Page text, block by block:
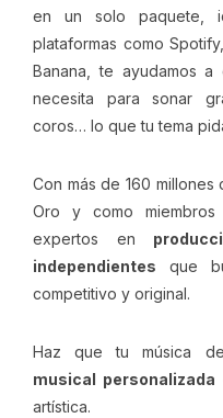
en un solo paquete,
plataformas como
Banana, te ayudamos
necesita para sonar
coros… lo que tu tema
Con más de 160
Oro y como miembros
expertos en
independientes que
competitivo y original.
Haz que tu música
musical personalizada
artística.